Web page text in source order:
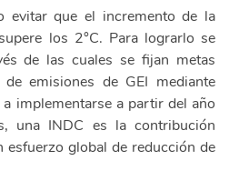
evitar que el incremento de la
los 2°C. Para lograrlo se
de las cuales se fijan metas
emisiones de GEI mediante
implementarse a partir del año
una INDC es la contribución
esfuerzo global de reducción de